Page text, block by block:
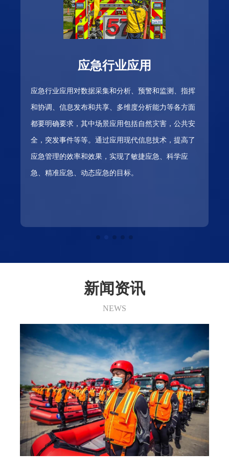
应急行业应用
应急行业应用对数据采集和分析、预警和监测、指挥
和协调、信息发布和共享、多维度分析能力等各方面
都要明确要求，其中场景应用包括自然灾害，公共安
全，突发事件等等。通过应用现代信息技术，提高了
应急管理的效率和效果，实现了敏捷应急、科学应
急、精准应急、动态应急的目标。
新闻资讯
NEWS